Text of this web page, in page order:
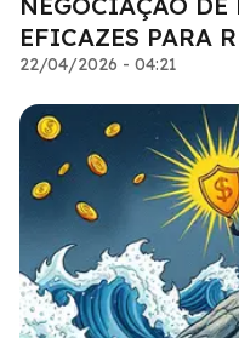
EFICAZES PARA
22/04/2026 - 04:21